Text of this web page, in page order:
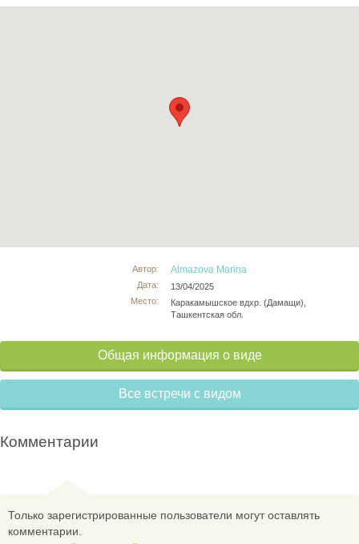
Автор:
Дата:
Место:
Almazova Marina
13/04/2025
Каракамышское вдхр. (Дамащи),
Ташкентская обл.
Общая информация о виде
Все встречи с видом
Комментарии
Только зарегистрированные пользователи могут оставлять
комментарии.